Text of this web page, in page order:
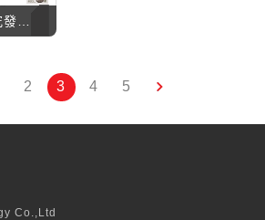
2 3 4 5
Co.,Ltd